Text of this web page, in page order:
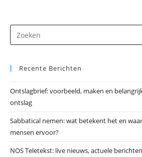
Hoorn
Recente Berichten
Ontslagbrief: voorbeeld, maken en
ontslag
Sabbatical nemen: wat betekent het en
mensen ervoor?
NOS Teletekst: live nieuws, actuele